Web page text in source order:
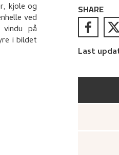
kjole og
ved
på
i bildet
SHARE
Last